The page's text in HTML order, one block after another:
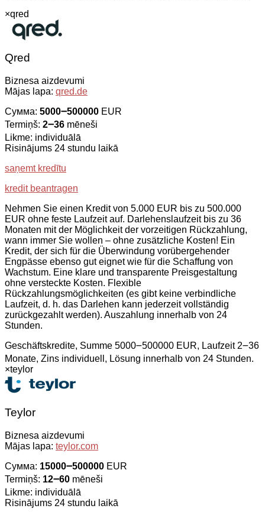
×qred
Qred
Biznesa aizdevumi
Mājas lapa: qred.de
Сумма: 5000౼500000 EUR
Termiņš: 2౼36 mēneši
Likme: individuālā
Risinājums 24 stundu laikā
saņemt kredītu
kredit beantragen
Nehmen Sie einen Kredit von 5.000 EUR bis zu 500.000
EUR ohne feste Laufzeit auf. Darlehenslaufzeit bis zu 36
Monaten mit der Möglichkeit der vorzeitigen Rückzahlung,
wann immer Sie wollen – ohne zusätzliche Kosten! Ein
Kredit, der sich für die Überwindung vorübergehender
Engpässe ebenso gut eignet wie für die Schaffung von
Wachstum. Eine klare und transparente Preisgestaltung
ohne versteckte Kosten. Flexible
Rückzahlungsmöglichkeiten (es gibt keine verbindliche
Laufzeit, d. h. das Darlehen kann jederzeit vollständig
zurückgezahlt werden). Auszahlung innerhalb von 24
Stunden.
Geschäftskredite, Summe 5000౼500000 EUR, Laufzeit 2౼36
Monate, Zins individuell, Lösung innerhalb von 24 Stunden.
×teylor
Teylor
Biznesa aizdevumi
Mājas lapa: teylor.com
Сумма: 15000౼500000 EUR
Termiņš: 12౼60 mēneši
Likme: individuālā
Risinājums 24 stundu laikā